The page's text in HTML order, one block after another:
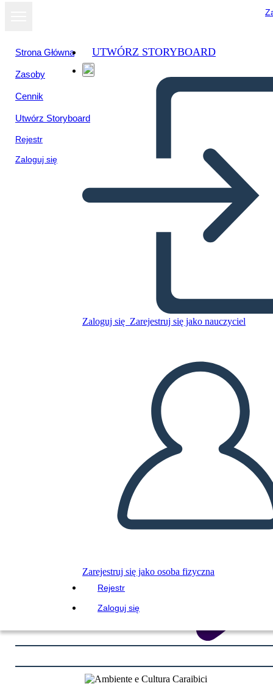
Strona Główna
Zasoby
Cennik
Utwórz Storyboard
Rejestr
Zaloguj się
UTWÓRZ STORYBOARD
Zaloguj się Zarejestruj się jako nauczyciel
Zarejestruj się jako osoba fizyczna
Rejestr
Zaloguj się
Skopiuj tę scenorys
ODTWARZANIE POKAZU SLAJDÓW
PRZECZYTAJ MI